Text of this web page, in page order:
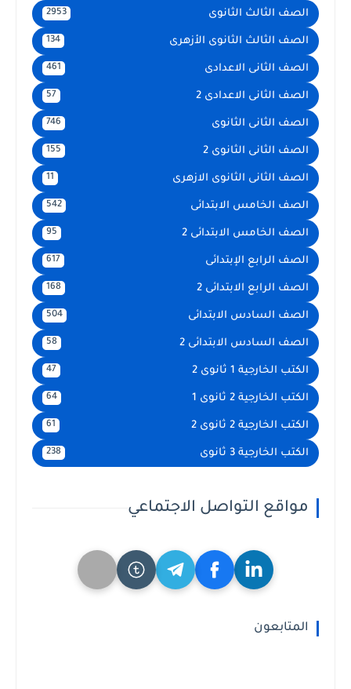
الصف الثالث الثانوى 2953
الصف الثالث الثانوى الأزهرى 134
الصف الثانى الاعدادى 461
الصف الثانى الاعدادى 2 57
الصف الثانى الثانوى 746
الصف الثانى الثانوى 2 155
الصف الثانى الثانوى الازهرى 11
الصف الخامس الابتدائى 542
الصف الخامس الابتدائى 2 95
الصف الرابع الإبتدائى 617
الصف الرابع الابتدائى 2 168
الصف السادس الابتدائى 504
الصف السادس الابتدائى 2 58
الكتب الخارجية 1 ثانوى 2 47
الكتب الخارجية 2 ثانوى 1 64
الكتب الخارجية 2 ثانوى 2 61
الكتب الخارجية 3 ثانوى 238
مواقع التواصل الاجتماعي
المتابعون